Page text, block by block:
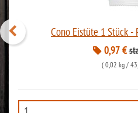
ohne Guarkernmehl
ohne Knoblauch
Cono Eistüte 1 Stück -
0,97 €
( 0,02 kg/